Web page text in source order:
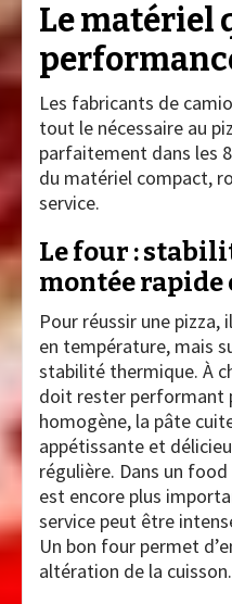
Le matériel
Les fabricants de
tout le nécessaire au
parfaitement dans les
du matériel compact,
service.
Le four :
montée
Pour réussir une
en température, mais
stabilité thermique. À
doit rester performant
homogène, la pâte
appétissante et
régulière. Dans un
est encore plus
service peut être
Un bon four permet
altération de la cuisson.